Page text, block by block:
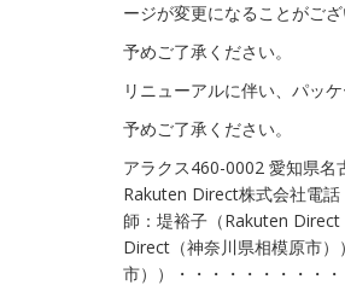
ージが変更になることがござ
予めご了承ください。
リニューアルに伴い、パッ
予めご了承ください。
アラクス460-0002 愛知県名
Rakuten Direct株式会社電
師：堤裕子（Rakuten
Direct（神奈川県相模原市
市））・・・・・・・・・